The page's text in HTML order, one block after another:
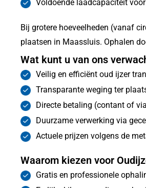
Voldoende laadcapaciteit
Bij grotere hoeveelheden (vanaf
plaatsen in Maassluis. Ophalen
Wat kunt u van ons
Veilig en efficiënt oud ijzer
Transparante weging ter
Directe betaling (contant of
Duurzame verwerking via
Actuele prijzen volgens de
Waarom kiezen voor
Gratis en professionele